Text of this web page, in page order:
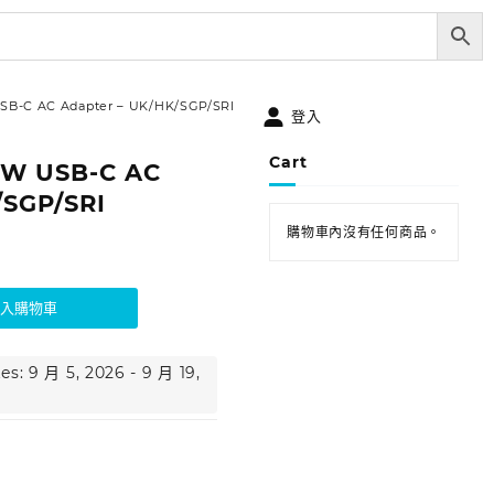
C AC Adapter – UK/HK/SGP/SRI
USB-C AC
SRI
購物車
9 月 5, 2026 - 9 月 19,
登入
Cart
購物車內沒有任何商品。